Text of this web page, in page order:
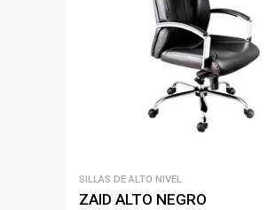
SILLAS DE ALTO NIVEL
ZAID ALTO NEGRO